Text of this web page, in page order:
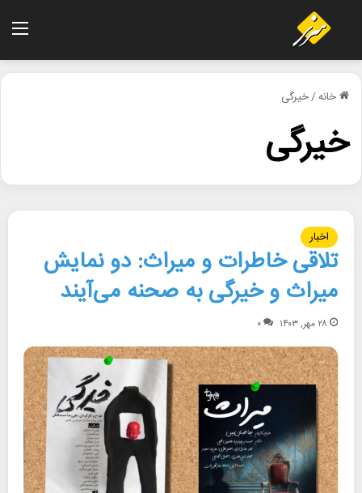
خانه/خیرگی
خیرگی
اخبار
تلاقی خاطرات و میراث: دو نمایش
میراث و خیرگی به صحنه می‌آیند
۲۸ مهر, ۱۴۰۳ ۰